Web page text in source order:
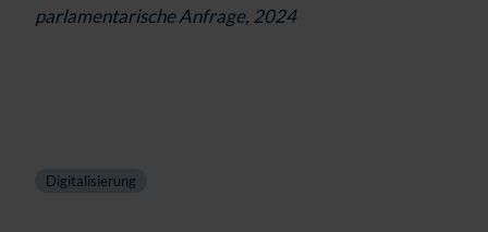
parlamentarische Anfrage, 2024
Digitalisierung